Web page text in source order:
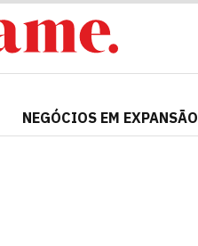
NEGÓCIOS EM EXPANSÃO